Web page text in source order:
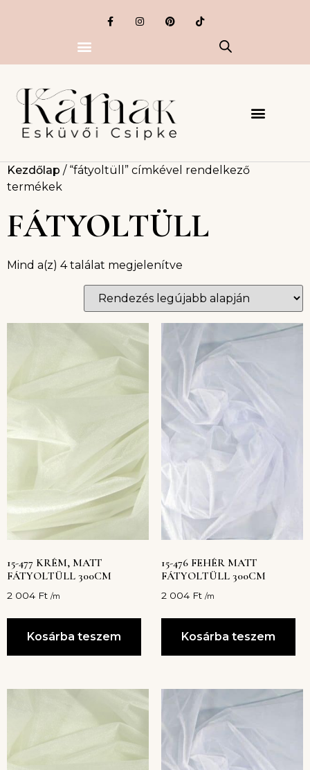
Kezdőlap / “fátyoltüll” címkével rendelkező
termékek
FÁTYOLTÜLL
Mind a(z) 4 találat megjelenítve
15-477 KRÉM, MATT
FÁTYOLTÜLL 300CM
2 004 Ft /m
Kosárba teszem
15-476 FEHÉR MATT
FÁTYOLTÜLL 300CM
2 004 Ft /m
Kosárba teszem